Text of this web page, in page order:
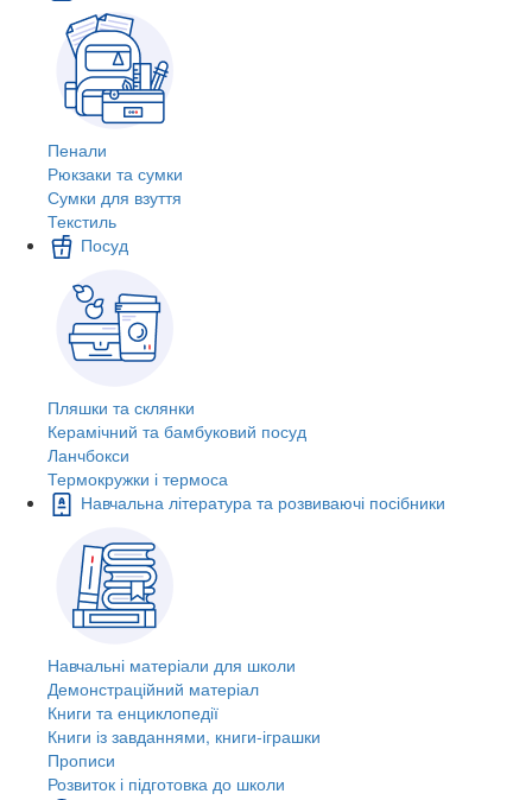
Пенали
Рюкзаки та сумки
Сумки для взуття
Текстиль
Посуд
Пляшки та склянки
Керамічний та бамбуковий посуд
Ланчбокси
Термокружки і термоса
Навчальна література та розвиваючі посібники
Навчальні матеріали для школи
Демонстраційний матеріал
Книги та енциклопедії
Книги із завданнями, книги-іграшки
Прописи
Розвиток і підготовка до школи